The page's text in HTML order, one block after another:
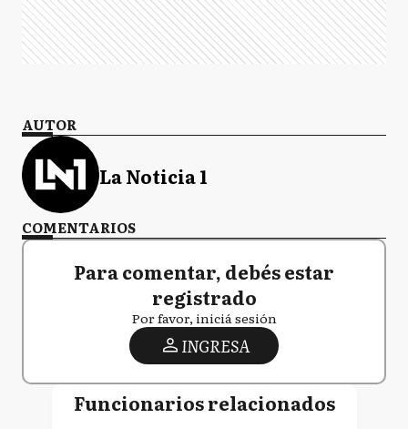
AUTOR
La Noticia 1
COMENTARIOS
Para comentar, debés estar
registrado
Por favor, iniciá sesión
INGRESA
Funcionarios relacionados